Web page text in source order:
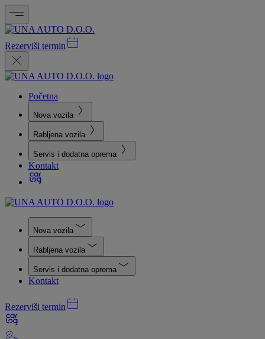
Rezerviši termin
Početna
Nova vozila
Rabljena vozila
Servis i dodatna oprema
Kontakt
Nova vozila
Rabljena vozila
Servis i dodatna oprema
Kontakt
Rezerviši termin